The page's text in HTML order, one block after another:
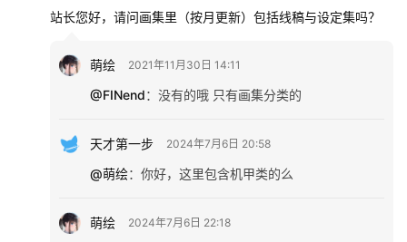
站长您好，请问画集里（按月更新）包括线稿与设定集吗？
萌绘 2021年11月30日 14:11
@FINend： 没有的哦 只有画集分类的
天才第一步 2024年7月6日 20:58
@萌绘： 你好，这里包含机甲类的么
萌绘 2024年7月6日 22:18